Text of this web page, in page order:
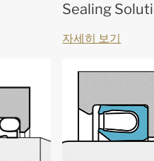
Sealing
자세히 보기